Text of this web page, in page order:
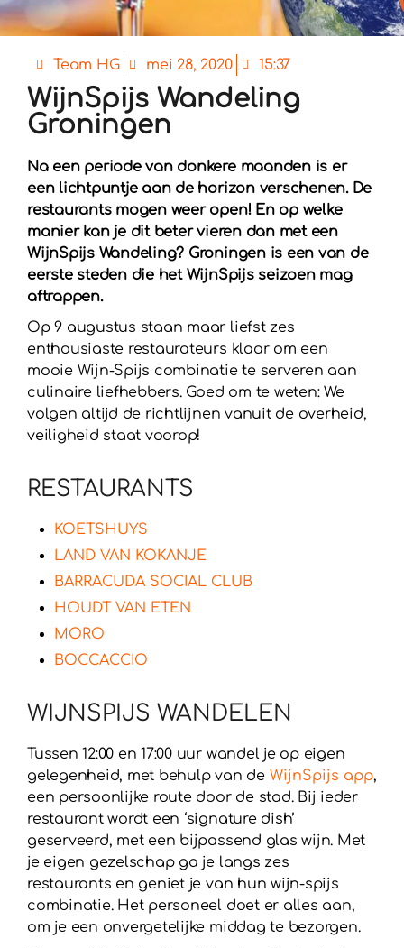
Team HG mei 28, 2020 15:37
WijnSpijs Wandeling
Groningen
Na een periode van donkere maanden is er
een lichtpuntje aan de horizon verschenen. De
restaurants mogen weer open! En op welke
manier kan je dit beter vieren dan met een
WijnSpijs Wandeling? Groningen is een van de
eerste steden die het WijnSpijs seizoen mag
aftrappen.
Op 9 augustus staan maar liefst zes
enthousiaste restaurateurs klaar om een
mooie Wijn-Spijs combinatie te serveren aan
culinaire liefhebbers. Goed om te weten: We
volgen altijd de richtlijnen vanuit de overheid,
veiligheid staat voorop!
RESTAURANTS
KOETSHUYS
LAND VAN KOKANJE
BARRACUDA SOCIAL CLUB
HOUDT VAN ETEN
MORO
BOCCACCIO
WIJNSPIJS WANDELEN
Tussen 12:00 en 17:00 uur wandel je op eigen
gelegenheid, met behulp van de WijnSpijs app,
een persoonlijke route door de stad. Bij ieder
restaurant wordt een ‘signature dish’
geserveerd, met een bijpassend glas wijn. Met
je eigen gezelschap ga je langs zes
restaurants en geniet je van hun wijn-spijs
combinatie. Het personeel doet er alles aan,
om je een onvergetelijke middag te bezorgen.